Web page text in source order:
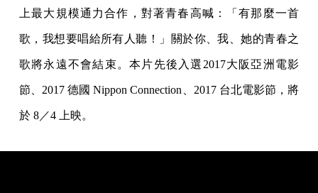
上最大規模通力合作，對著青春高喊：「有那麼一首
歌，我想要唱給所有人聽！」關於你、我、她的青春之
歌將永遠不會結束。本片先後入選2017大阪亞洲電影
節、2017 德國 Nippon Connection、2017 台北電影節，將
於 8／4 上映。